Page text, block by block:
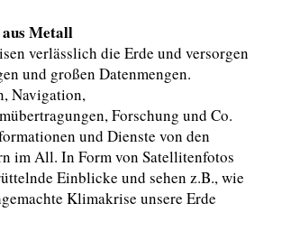
Metall
verlässlich die Erde und versorgen
und großen Datenmengen.
Navigation,
Forschung und Co.
und Dienste von den
im All. In Form von Satellitenfotos
Einblicke und sehen z.B., wie
Klimakrise unsere Erde